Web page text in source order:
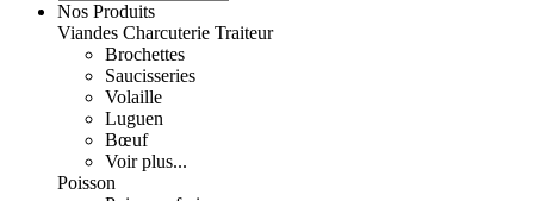
Nos Produits
Viandes Charcuterie Traiteur
Brochettes
Saucisseries
Volaille
Luguen
Bœuf
Voir plus...
Poisson